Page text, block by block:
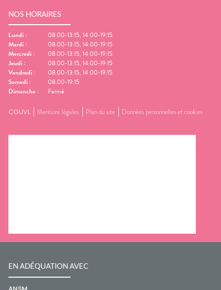
NOS HORAIRES
Lundi :
08:00-13:15, 14:00-19:15
Mardi :
08:00-13:15, 14:00-19:15
Mercredi :
08:00-13:15, 14:00-19:15
Jeudi :
08:00-13:15, 14:00-19:15
Vendredi :
08:00-13:15, 14:00-19:15
Samedi :
08:00-19:15
Dimanche : Fermé
CGUVL Mentions légales Plan du site Données personnelles et cookies
EN ADÉQUATION AVEC